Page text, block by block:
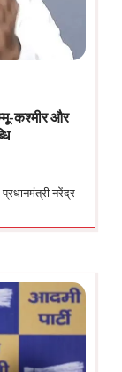
कश्मीर और
नरेंद्र